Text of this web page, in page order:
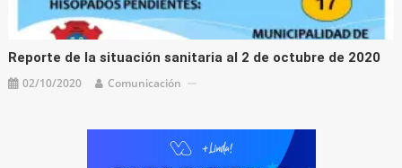
Reporte de la situación sanitaria al 2 de octubre de 2020
02/10/2020 Comunicación